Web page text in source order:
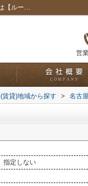
名古屋市港区品川町の賃貸一覧｜愛知県名古屋市の単身者、カップル、ファミリー向け賃貸は【ルームコレクション】
営
(賃貸)地域から探す > 名古
指定しない